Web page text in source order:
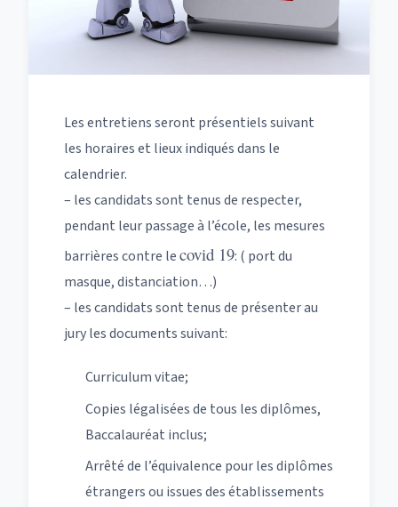
Les entretiens seront présentiels suivant
les horaires et lieux indiqués dans le
calendrier.
– les candidats sont tenus de respecter,
pendant leur passage à l’école, les mesures
barrières contre lecovid 19: ( port du
masque, distanciation…)
– les candidats sont tenus de présenter au
jury les documents suivant:
Curriculum vitae;
Copies légalisées de tous les diplômes,
Baccalauréat inclus;
Arrêté de l’équivalence pour les diplômes
étrangers ou issues des établissements